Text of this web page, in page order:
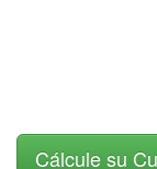
Cálcule su